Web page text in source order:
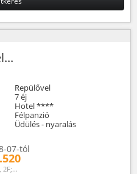
Repülővel
7 éj
Hotel ****
Félpanzió
Üdülés - nyaralás
07-tól
2F;...